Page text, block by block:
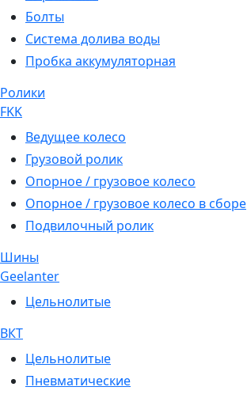
Болты
Система долива воды
Пробка аккумуляторная
Ролики
FKK
Ведущее колесо
Грузовой ролик
Опорное / грузовое колесо
Опорное / грузовое колесо в сборе
Подвилочный ролик
Шины
Geelanter
Цельнолитые
ВКТ
Цельнолитые
Пневматические